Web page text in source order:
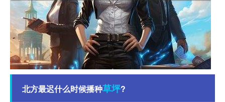
北方最迟什么时候播种草坪?